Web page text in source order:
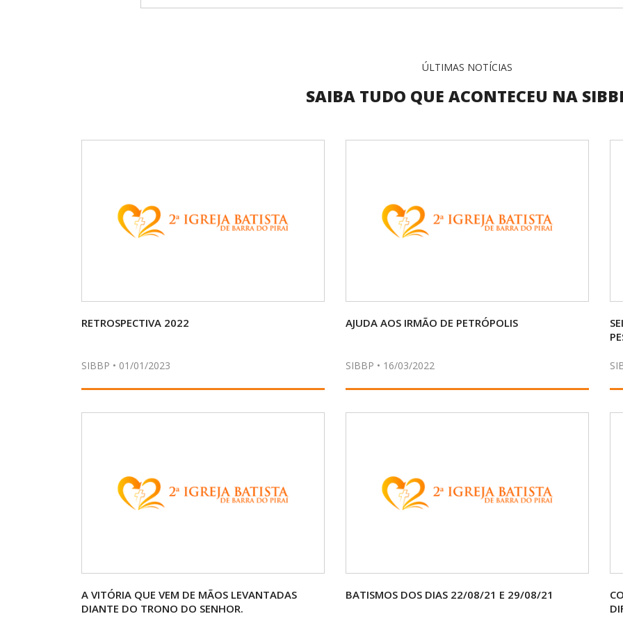
ÚLTIMAS NOTÍCIAS
SAIBA TUDO QUE ACONTECEU NA
RETROSPECTIVA 2022
SIBBP • 01/01/2023
AJUDA AOS IRMÃO DE PETRÓPOLIS
SIBBP • 16/03/2022
A VITÓRIA QUE VEM DE MÃOS LEVANTADAS
DIANTE DO TRONO DO SENHOR.
BATISMOS DOS DIAS 22/08/21 E 29/08/21